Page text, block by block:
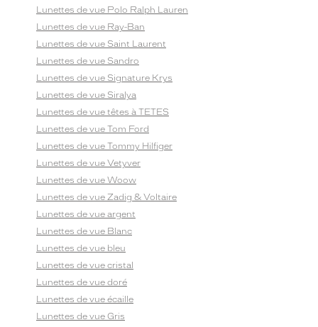
Lunettes de vue Polo Ralph Lauren
Lunettes de vue Ray-Ban
Lunettes de vue Saint Laurent
Lunettes de vue Sandro
Lunettes de vue Signature Krys
Lunettes de vue Siralya
Lunettes de vue têtes à TETES
Lunettes de vue Tom Ford
Lunettes de vue Tommy Hilfiger
Lunettes de vue Vetyver
Lunettes de vue Woow
Lunettes de vue Zadig & Voltaire
Lunettes de vue argent
Lunettes de vue Blanc
Lunettes de vue bleu
Lunettes de vue cristal
Lunettes de vue doré
Lunettes de vue écaille
Lunettes de vue Gris